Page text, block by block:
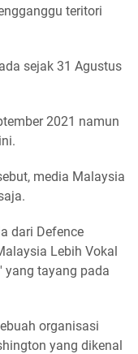
teritori
sejak 31 Agustus
2021 namun
media Malaysia
dari Defence
Lebih Vokal
yang tayang pada
organisasi
yang dikenal